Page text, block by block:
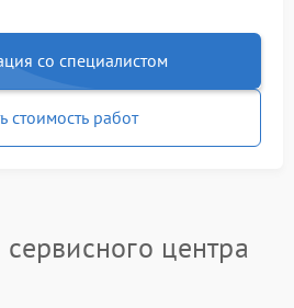
со специалистом
стоимость работ
центра